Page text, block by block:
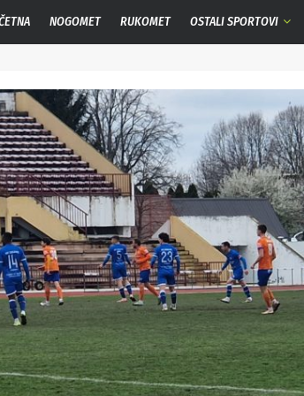
NOGOMET RUKOMET OSTALI SPORTOVI